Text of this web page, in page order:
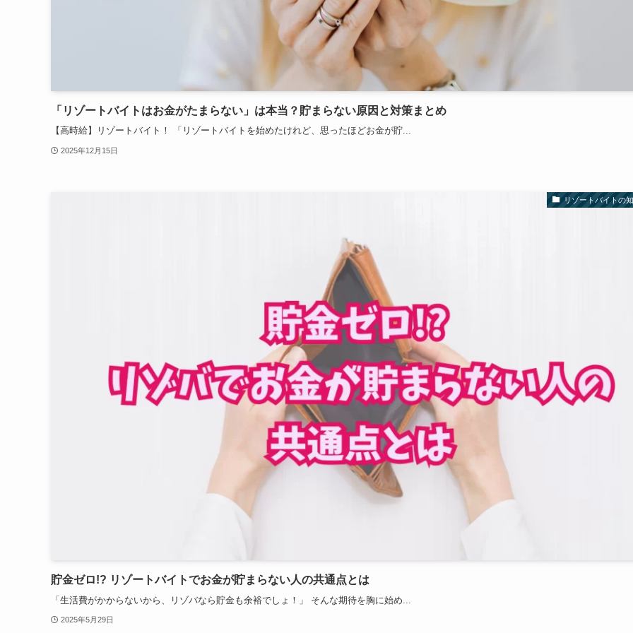
「リゾートバイトはお金がたまらない」は本当？貯まらない原因と対策まとめ
【高時給】リゾートバイト！ 「リゾートバイトを始めたけれど、思ったほどお金が貯...
2025年12月15日
リゾートバイトの
貯金ゼロ!? リゾートバイトでお金が貯まらない人の共通点とは
「生活費がかからないから、リゾバなら貯金も余裕でしょ！」 そんな期待を胸に始め...
2025年5月29日